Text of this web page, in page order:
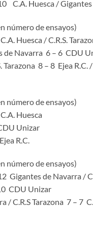
C.A. Huesca / Gigantes
número de ensayos)
Huesca / C.R.S.
de Navarra 6 – 6 CDU
Tarazona 8 – 8 Ejea R.C.
número de ensayos)
Huesca
Unizar
R.C.
número de ensayos)
Gigantes de Navarra /
CDU Unizar
/ C.R.S Tarazona 7 – 7